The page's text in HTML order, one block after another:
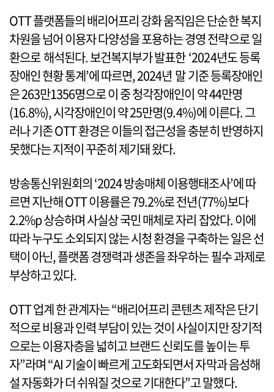
OTT 플랫폼들의 배리어프리 강화 움직임은 단순한 복지
차원을 넘어 이용자 다양성을 포용하는 경영 전략으로 일
환으로 해석된다. 보건복지부가 발표한 ‘2024년도 등록
장애인 현황 통계’에 따르면, 2024년 말 기준 등록장애인
은 263만1356명으로 이 중 청각장애인이 약 44만명
(16.8%), 시각장애인이 약 25만명(9.4%)에 이른다. 그
러나 기존 OTT 환경은 이들의 접근성을 충분히 반영하지
못했다는 지적이 꾸준히 제기돼 왔다.
방송통신위원회의 ‘2024 방송매체 이용행태조사’에 따
르면 지난해 OTT 이용률은 79.2%로 전년(77%)보다
2.2%p 상승하며 사실상 국민 매체로 자리 잡았다. 이에
따라 누구도 소외되지 않는 시청 환경을 구축하는 일은 선
택이 아닌, 플랫폼 경쟁력과 생존을 좌우하는 필수 과제로
부상하고 있다.
OTT 업계 한 관계자는 “배리어프리 콘텐츠 제작은 단기
적으로 비용과 인력 부담이 있는 것이 사실이지만 장기적
으로는 이용자층을 넓히고 브랜드 신뢰도를 높이는 투
자”라며 “AI 기술이 빠르게 고도화되면서 자막과 음성해
설 자동화가 더 쉬워질 것으로 기대한다”고 말했다.